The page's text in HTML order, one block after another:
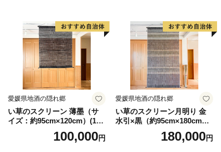
グッズ 愛知県 小牧市 お取り
寄せ 送料無料
愛媛県地酒の隠れ郷
い草のスクリーン 薄墨（サ
イズ：約95cm×120cm）(14
100,000円
愛媛県地酒の隠れ郷
い草のスクリーン月明り 金
水引×黒（約95cm×180cm）
180,000円